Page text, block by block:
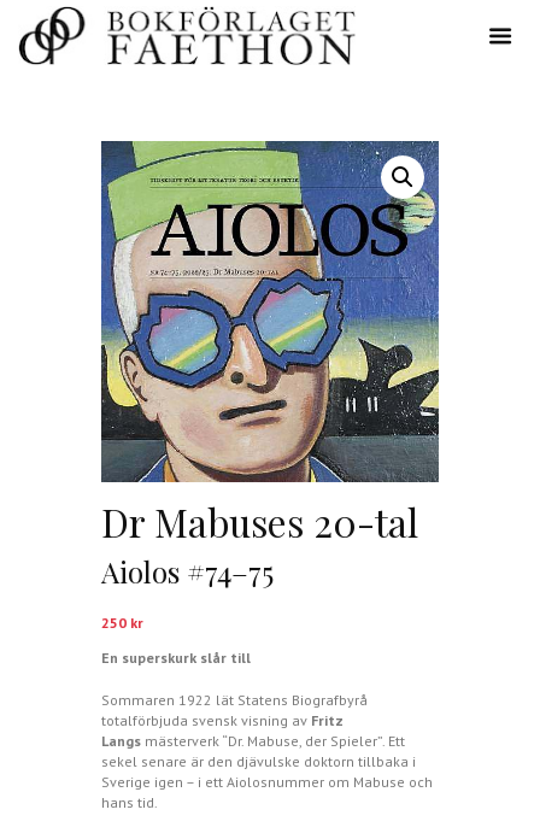
Dr Mabuses 20-tal
Aiolos #74–75
250 kr
En superskurk slår till
Sommaren 1922 lät Statens Biografbyrå
totalförbjuda svensk visning av Fritz
Langs mästerverk “Dr. Mabuse, der Spieler”. Ett
sekel senare är den djävulske doktorn tillbaka i
Sverige igen – i ett Aiolosnummer om Mabuse och
hans tid.